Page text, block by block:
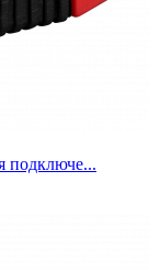
подключе...